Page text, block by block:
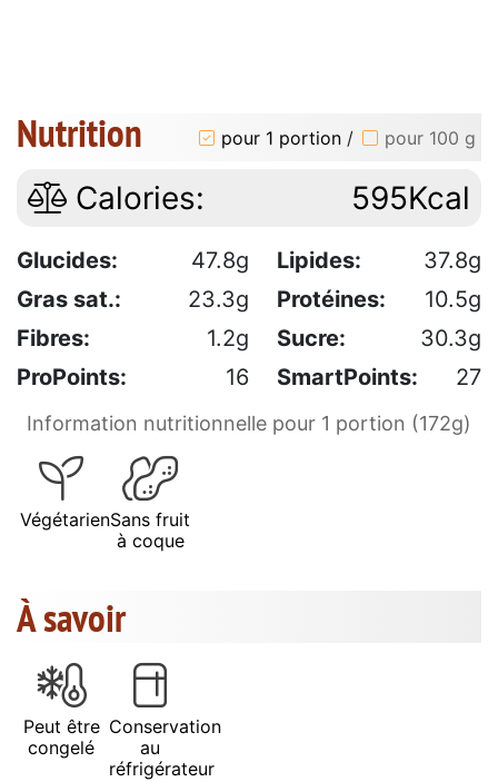
Nutrition pour 1 portion / pour 100 g
Calories: 595Kcal
Glucides: 47.8g Lipides:
37.8g
Gras sat.:
23.3g Protéines:
10.5g
Fibres:
1.2g Sucre:
30.3g
ProPoints:
16 SmartPoints: 27
Information nutritionnelle pour 1 portion (172g)
VégétarienSans fruit
à coque
À savoir
Peut être
congelé
Conservation
au
réfrigérateur